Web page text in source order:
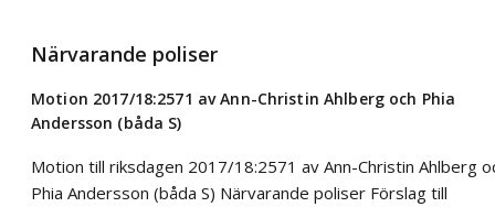
Närvarande poliser
Motion 2017/18:2571 av Ann-Christin Ahlberg och Phia
Andersson (båda S)
Motion till riksdagen 2017/18:2571 av Ann-Christin Ahlberg
Phia Andersson (båda S) Närvarande poliser Förslag till